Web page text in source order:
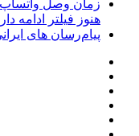
زمان وصل واتساپ،
هنوز فیلتر ادامه
پیام‌رسان‌ های